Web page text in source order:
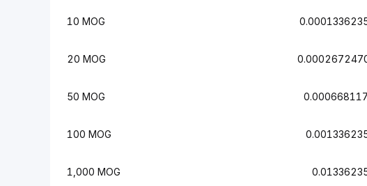
10 MOG
20 MOG
50 MOG
100 MOG
1,000 MOG